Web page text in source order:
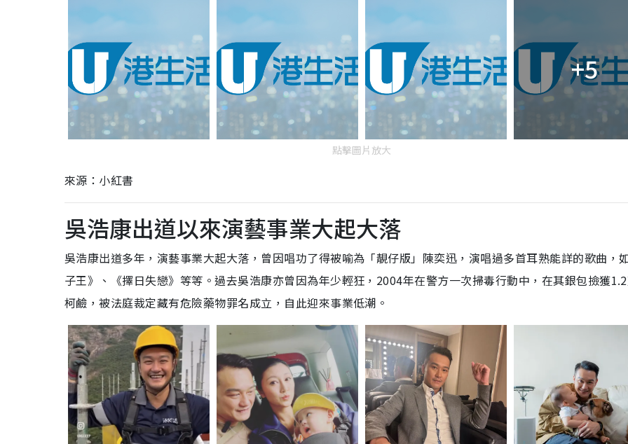
+5
點擊圖片放大
來源：小紅書
吳浩康出道以來演藝事業大起大落
吳浩康出道多年，演藝事業大起大落，曾因唱功了得被喻為「靚仔版」陳奕迅，演唱過多首耳熟能詳的歌曲，
子王》、《擇日失戀》等等。過去吳浩康亦曾因為年少輕狂，2004年在警方一次掃毒行動中，在其銀包撿獲
柯鹼，被法庭裁定藏有危險藥物罪名成立，自此迎來事業低潮。